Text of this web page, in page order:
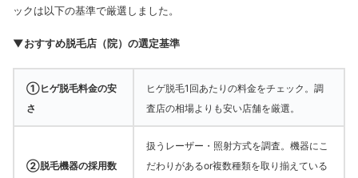
ックは以下の基準で厳選しました。
▼おすすめ脱毛店（院）の選定基準
①ヒゲ脱毛料金の安
さ
ヒゲ脱毛1回あたりの料金をチェック。調
査店の相場よりも安い店舗を厳選。
②脱毛機器の採用数
扱うレーザー・照射方式を調査。機器にこ
だわりがあるor複数種類を取り揃えている